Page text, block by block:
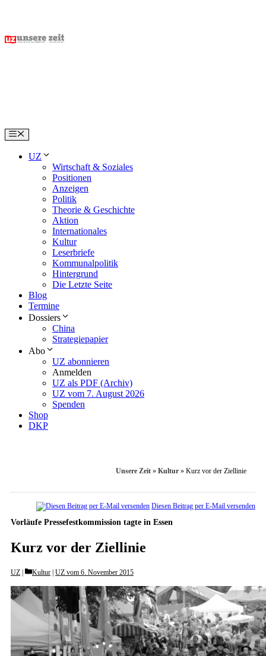
content
Menu
UZ
Wirtschaft & Soziales
Positionen
Anzeigen
Politik
Theorie & Geschichte
Aktion
Internationales
Kultur
Leserbriefe
Kommunalpolitik
Hintergrund
Die Letzte Seite
Blog
Termine
Dossiers
China
Strategiepapier
Abo
UZ abonnieren
Anmelden
UZ als PDF (Archiv)
UZ vom 7. August 2026
Spenden
Shop
DKP
Unsere Zeit » Kultur » Kurz vor der Ziellinie
Diesen Beitrag per E-Mail versenden
Vorläufe Pressefestkommission tagte in Essen
Kurz vor der Ziellinie
UZ Categories
Kultur UZ vom 6. November 2015